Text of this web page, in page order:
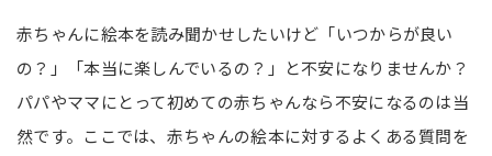
赤ちゃんに絵本を読み聞かせしたいけど「いつからが良い
の？」「本当に楽しんでいるの？」と不安になりませんか？
パパやママにとって初めての赤ちゃんなら不安になるのは当
然です。ここでは、赤ちゃんの絵本に対するよくある質問を